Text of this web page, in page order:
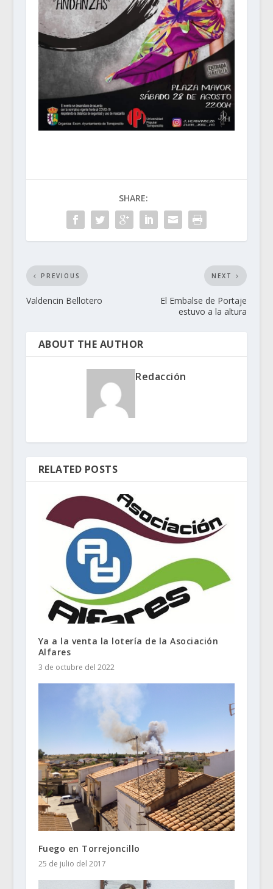
SHARE:
PREVIOUS
Valdencin Bellotero
NEXT
El Embalse de Portaje
estuvo a la altura
ABOUT THE AUTHOR
Redacción
RELATED POSTS
Ya a la venta la lotería de la Asociación
Alfares
3 de octubre del 2022
Fuego en Torrejoncillo
25 de julio del 2017